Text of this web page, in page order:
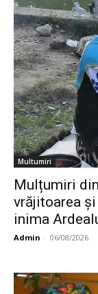
Multumiri
Mulțumiri
vrăjitoarea
inima
Admin - 06/08/2026